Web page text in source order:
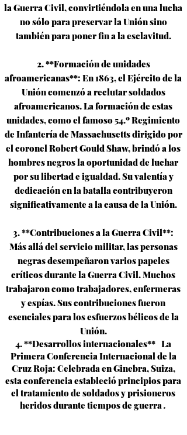
la Guerra Civil, convirtiéndola en una lucha
no sólo para preservar la Unión sino
también para poner fin a la esclavitud.
2. **Formación de unidades
afroamericanas**: En 1863, el Ejército de la
Unión comenzó a reclutar soldados
afroamericanos. La formación de estas
unidades, como el famoso 54.º Regimiento
de Infantería de Massachusetts dirigido por
el coronel Robert Gould Shaw, brindó a los
hombres negros la oportunidad de luchar
por su libertad e igualdad. Su valentía y
dedicación en la batalla contribuyeron
significativamente a la causa de la Unión.
3. **Contribuciones a la Guerra Civil**:
Más allá del servicio militar, las personas
negras desempeñaron varios papeles
críticos durante la Guerra Civil. Muchos
trabajaron como trabajadores, enfermeras
y espías. Sus contribuciones fueron
esenciales para los esfuerzos bélicos de la
Unión.
4. **Desarrollos internacionales** La
Primera Conferencia Internacional de la
Cruz Roja: Celebrada en Ginebra, Suiza,
esta conferencia estableció principios para
el tratamiento de soldados y prisioneros
heridos durante tiempos de guerra .